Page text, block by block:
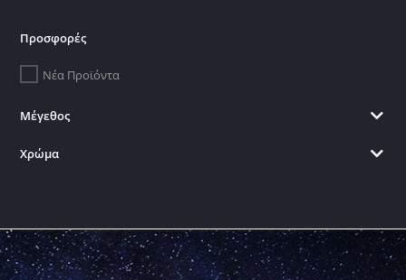
Προσφορές
Νέα Προϊόντα
Μέγεθος
Χρώμα